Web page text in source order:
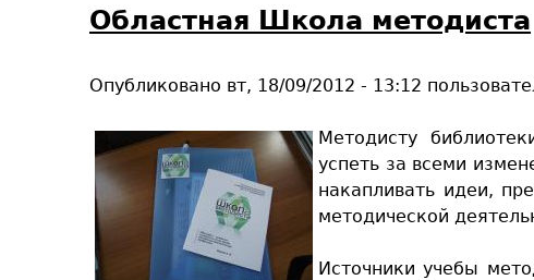
е
е
е
с
т
в
у
4
с
н
я
б
р
я
2
Областная Школа методиста
Опубликовано вт, 18/09/2012 - 13:12
Методисту
успеть за всеми
накапливать идеи,
методической
Источники учебы